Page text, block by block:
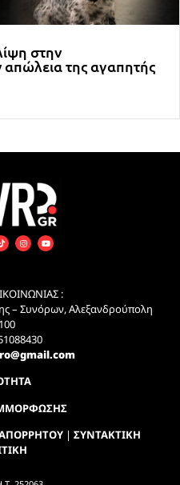
στην
της αγαπητής
:
– Συνόρων, Αλεξανδρούπολη
| ΣΥΝΤΑΚΤΙΚΗ